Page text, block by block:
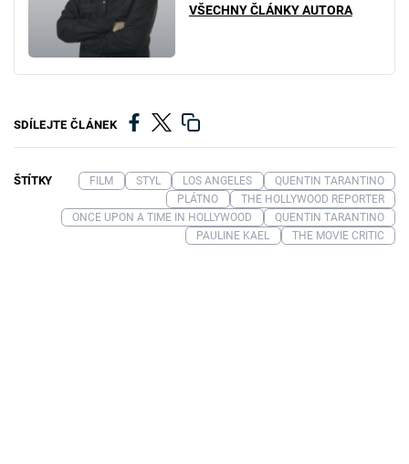
VŠECHNY ČLÁNKY AUTORA
SDÍLEJTE ČLÁNEK
ŠTÍTKY FILM STYL LOS ANGELES
QUENTIN TARANTINO
PLÁTNO
THE HOLLYWOOD REPORTER
ONCE UPON A TIME IN HOLLYWOOD
QUENTIN TARANTINO
PAULINE KAEL
THE MOVIE CRITIC